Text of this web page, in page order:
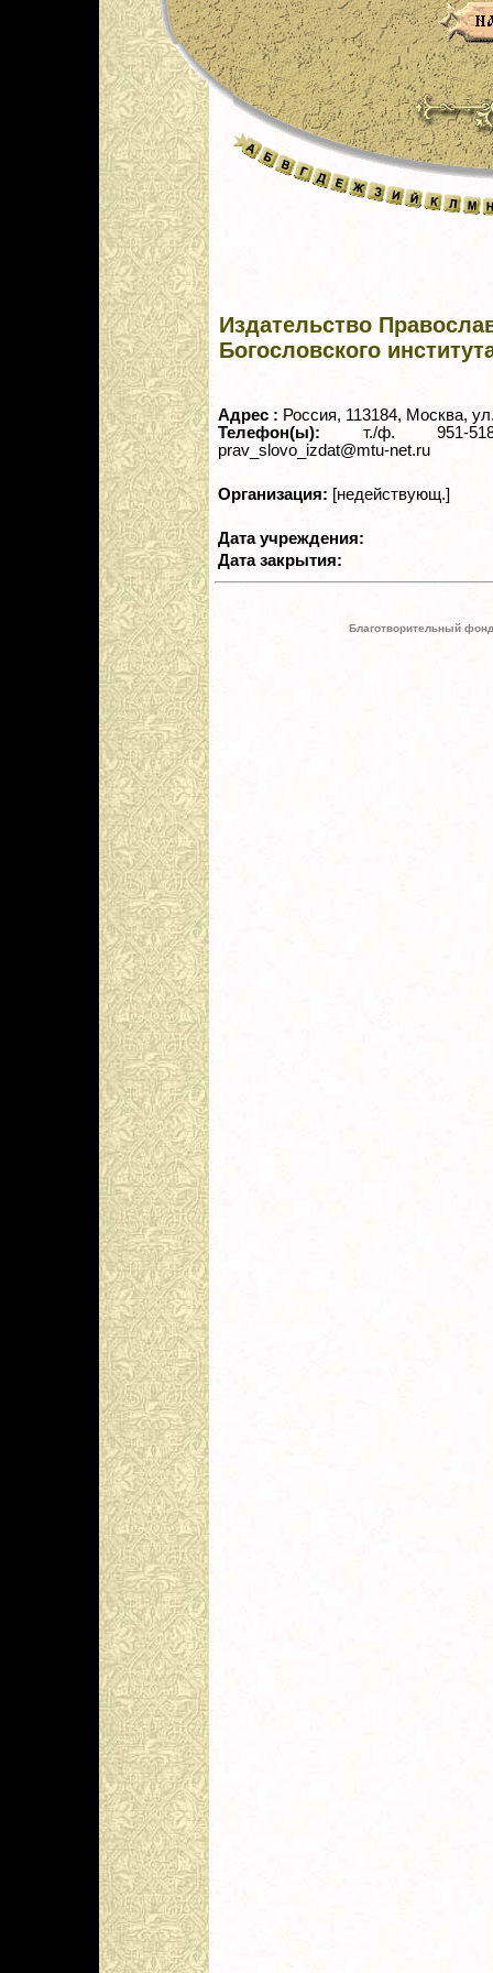
Издательство
Богословского
Адрес : Россия, 113184, Москва,
Телефон(ы): т./ф. 951-
prav_slovo_izdat@mtu-net.ru
Организация: [недействующ.]
Дата учреждения:
Дата закрытия:
Благотворительный